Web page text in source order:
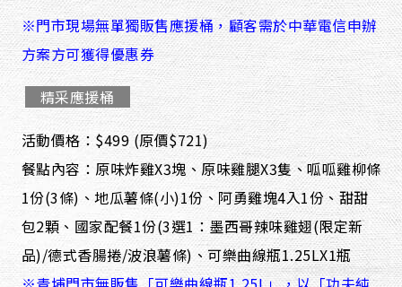
※門市現場無單獨販售應援桶，顧客需於中華電信申辦
方案方可獲得優惠券
精采應援桶
活動價格：$499 (原價$721)
餐點內容：原味炸雞X3塊、原味雞腿X3隻、呱呱雞柳條
1份(3條)、地瓜薯條(小)1份、阿勇雞塊4入1份、甜甜
包2顆、國家配餐1份(3選1：墨西哥辣味雞翅(限定新
品)/德式香腸捲/波浪薯條)、可樂曲線瓶1.25LX1瓶